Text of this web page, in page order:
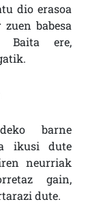
dio erasoa
babesa
Baita ere,
barne
ikusi dute
neurriak
gain,
dute.